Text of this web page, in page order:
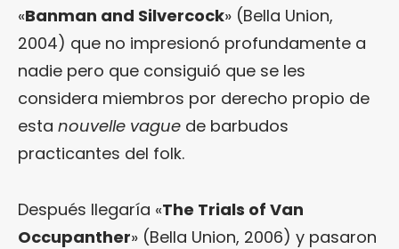
«Banman and Silvercock» (Bella Union,
2004) que no impresionó profundamente a
nadie pero que consiguió que se les
considera miembros por derecho propio de
esta nouvelle vague de barbudos
practicantes del folk.
Después llegaría «The Trials of Van
Occupanther» (Bella Union, 2006) y pasaron